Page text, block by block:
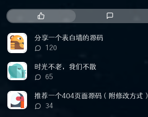
热
门
文
章
新
分享一个表白墙的源码
评
数：
120
时光不老，我们不散
评
数：
65
推荐一个404页面源码（附修改方式）
评
34